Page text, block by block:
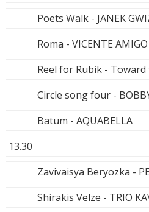
Poets Walk - JANEK
Roma - VICENTE AMIGO
Reel for Rubik - Toward
Circle song four -
Batum - AQUABELLA
13.30
Zavivaisya Beryozka -
Shirakis Velze - TRIO